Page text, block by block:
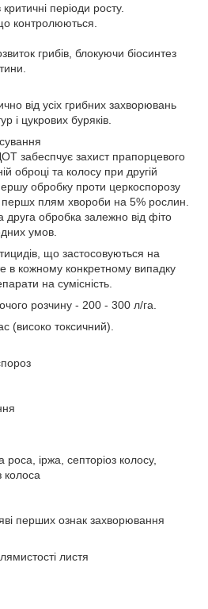
періоди росту.
контролюються.
грибів, блокуючи біосинтез
від усіх грибних захворювань
і цукрових буряків.
забеспчує захист прапорцевого
оброці та колосу при другій
обробку проти церкоспорозу
першх плям хвороби на 5% рослин.
обробка залежно від фіто
умов.
що застосовуються на
в кожному конкретному випадку
на сумісність.
розчину - 200 - 300 л/га.
(високо токсичний).
іржа, септоріоз колосу,
колоса
перших ознак захворювання
листя